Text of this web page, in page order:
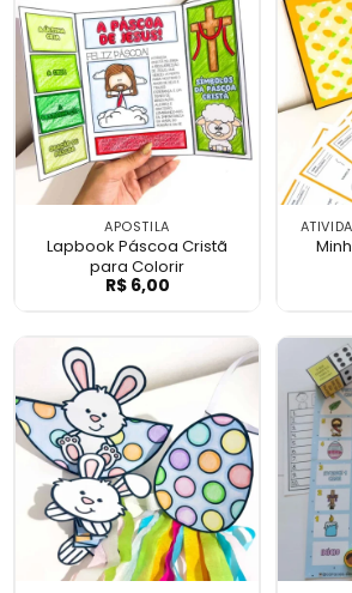
APOSTILA
Lapbook Páscoa Cristã
para Colorir
Lapbook Páscoa Cristã
R$6,00